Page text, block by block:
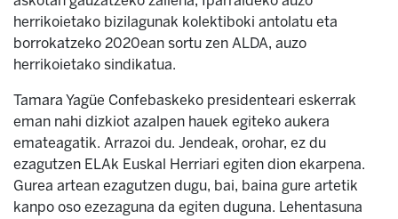
herrikoietako bizilagunak kolektiboki antolatu eta
borrokatzeko 2020ean sortu zen ALDA, auzo
herrikoietako sindikatua.
Tamara Yagüe Confebaskeko presidenteari eskerrak
eman nahi dizkiot azalpen hauek egiteko aukera
emateagatik. Arrazoi du. Jendeak, orohar, ez du
ezagutzen ELAk Euskal Herriari egiten dion ekarpena.
Gurea artean ezagutzen dugu, bai, baina gure artetik
kanpo oso ezezaguna da egiten duguna. Lehentasuna